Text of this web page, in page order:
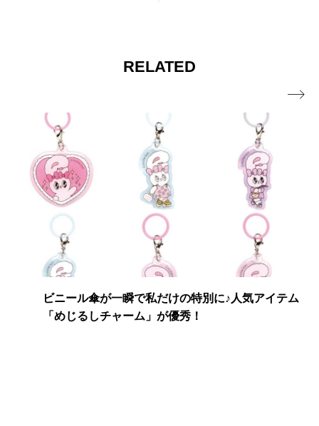
RELATED
ビニール傘が一瞬で私だけの特別に♪人気アイテム
「めじるしチャーム」が優秀！
